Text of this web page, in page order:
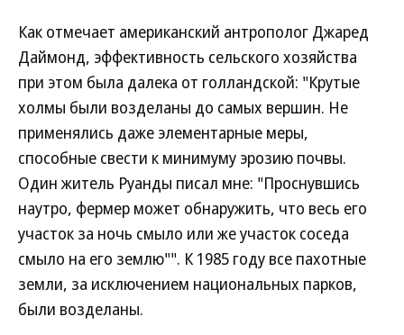
Как отмечает американский антрополог Джаред
Даймонд, эффективность сельского хозяйства
при этом была далека от голландской: "Крутые
холмы были возделаны до самых вершин. Не
применялись даже элементарные меры,
способные свести к минимуму эрозию почвы.
Один житель Руанды писал мне: "Проснувшись
наутро, фермер может обнаружить, что весь его
участок за ночь смыло или же участок соседа
смыло на его землю"". К 1985 году все пахотные
земли, за исключением национальных парков,
были возделаны.